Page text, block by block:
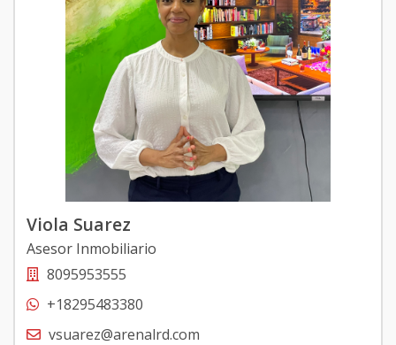
Viola Suarez
Asesor Inmobiliario
8095953555
+18295483380
vsuarez@arenalrd.com